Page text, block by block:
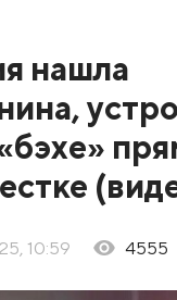
нашла
10:59 4555